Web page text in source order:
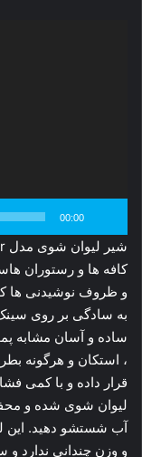
00:00
کافه ها و رستوران
و ظروف نوشیدنی ها
به سادگی بر روی
ساده و آسان مشابه
، استکان و هرگونه
قرار داده و با کمی
لیوان شوی شده و
و وزن چندانی